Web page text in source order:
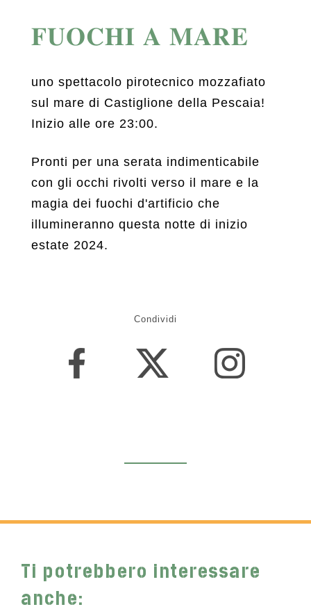
𝐅𝐔𝐎𝐂𝐇𝐈 𝐀 𝐌𝐀𝐑𝐄
uno spettacolo pirotecnico mozzafiato
sul mare di Castiglione della Pescaia!
Inizio alle ore 23:00.
Pronti per una serata indimenticabile
con gli occhi rivolti verso il mare e la
magia dei fuochi d'artificio che
illumineranno questa notte di inizio
estate 2024.
Condividi
Ti potrebbero interessare
anche: